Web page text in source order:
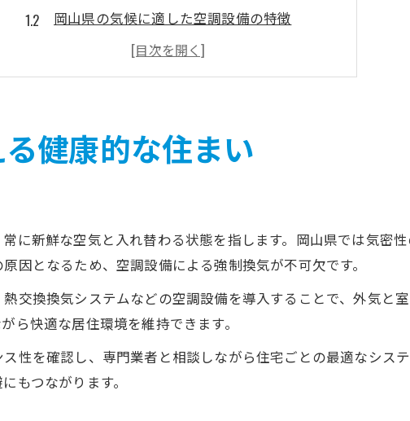
岡山県の気候に適した空調設備の特徴
家族の健康を守る空気循環の基本知識
空調設備導入で快適性と健康を向上
岡山県の気候を活かす空調設備の工夫
瀬戸内海気候に合う空調設備の活用術
専門業者がすすめる空調設備の工夫点
空調設備で岡山県の快晴を生かす方法
空調設備導入なら空気循環改善が鍵に
空調設備導入で変わる空気循環の実感
専門家が語る空調設備選定のポイント
空気循環がもたらす住宅環境の変化
健康的な住まい
に新鮮な空気と入れ替わる状態を指します。岡山県では気密
因となるため、空調設備による強制換気が不可欠です。
交換換気システムなどの空調設備を導入することで、外気と
ら快適な居住環境を維持できます。
性を確認し、専門業者と相談しながら住宅ごとの最適なシス
もつながります。